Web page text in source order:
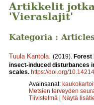
Artikkelit jotka
'Vieraslajit'
Kategoria :
Tuula Kantola (2019). Forest
insect-induced disturbances
scales. https://doi.org/
Avainsanat:
Metsien terveyden
Tiivistelmä | Näytä